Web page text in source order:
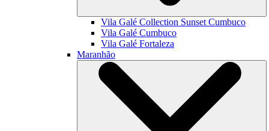
Vila Galé Collection Sunset Cumbuco
Vila Galé Cumbuco
Vila Galé Fortaleza
Maranhão